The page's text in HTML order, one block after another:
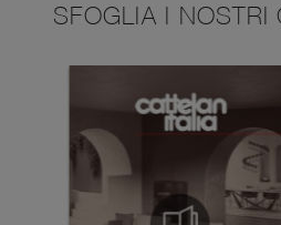
SFOGLIA I NOSTRI